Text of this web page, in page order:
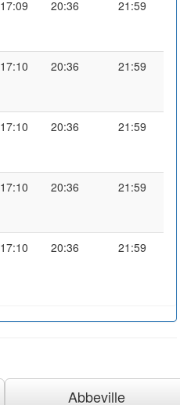
17:09 20:36 21:59
17:10 20:36 21:59
17:10 20:36 21:59
17:10 20:36 21:59
17:10 20:36 21:59
Abbeville